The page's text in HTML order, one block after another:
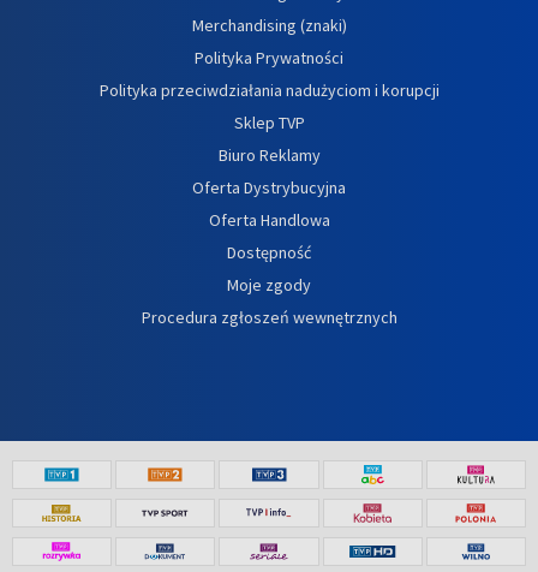
Merchandising (znaki)
Polityka Prywatności
Polityka przeciwdziałania nadużyciom i korupcji
Sklep TVP
Biuro Reklamy
Oferta Dystrybucyjna
Oferta Handlowa
Dostępność
Moje zgody
Procedura zgłoszeń wewnętrznych